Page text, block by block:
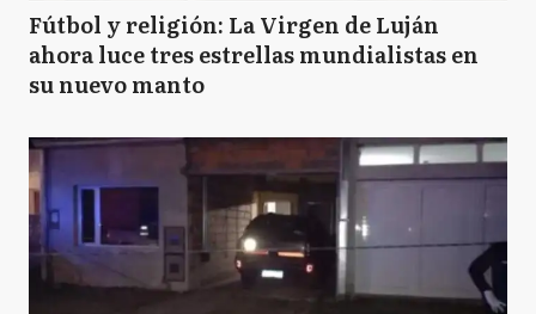
Fútbol y religión: La Virgen de Luján
ahora luce tres estrellas mundialistas en
su nuevo manto